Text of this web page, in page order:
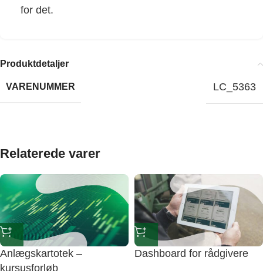
for det.
Produktdetaljer
VARENUMMER LC_5363
Relaterede varer
Anlægskartotek –
kursusforløb
Dashboard for rådgivere